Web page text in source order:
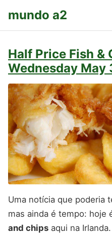
mundo a2
Half Price Fish &
Wednesday May
Uma notícia que poderia
mas ainda é tempo: hoje
and chips aqui na